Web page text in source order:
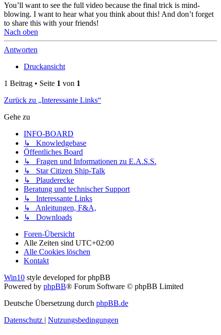
You’ll want to see the full video because the final trick is mind-
blowing. I want to hear what you think about this! And don’t forget
to share this with your friends!
Nach oben
Antworten
Druckansicht
1 Beitrag • Seite 1 von 1
Zurück zu „Interessante Links“
Gehe zu
INFO-BOARD
↳ Knowledgebase
Öffentliches Board
↳ Fragen und Informationen zu E.A.S.S.
↳ Star Citizen Ship-Talk
↳ Plauderecke
Beratung und technischer Support
↳ Interessante Links
↳ Anleitungen, F&A,
↳ Downloads
Foren-Übersicht
Alle Zeiten sind UTC+02:00
Alle Cookies löschen
Kontakt
Win10 style developed for phpBB
Powered by phpBB® Forum Software © phpBB Limited
Deutsche Übersetzung durch phpBB.de
Datenschutz | Nutzungsbedingungen